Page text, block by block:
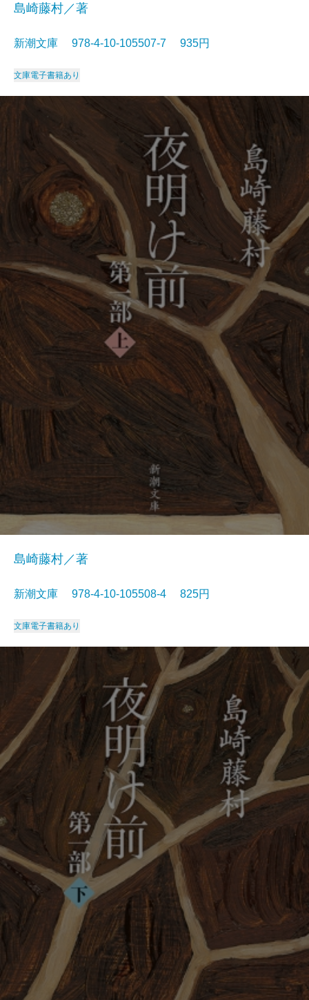
島崎藤村／著
新潮文庫 978-4-10-105507-7 935円
文庫電子書籍あり
島崎藤村／著
新潮文庫 978-4-10-105508-4 825円
文庫電子書籍あり